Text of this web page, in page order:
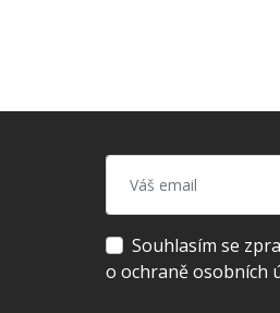
Souhlasím se
o ochraně osobních